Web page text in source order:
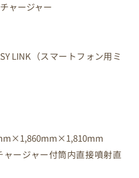
ャージャー
LINK（スマートフォン用ミ
ージャー付筒内直接噴射直